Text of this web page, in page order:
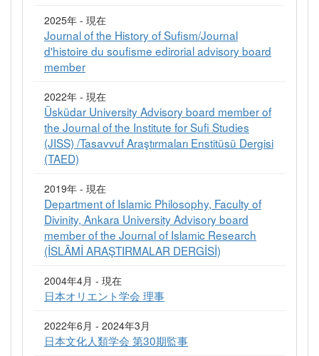
2025年 - 現在
Journal of the History of Sufism/Journal
d'histoire du soufisme edirorial advisory board
member
2022年 - 現在
Üsküdar University Advisory board member of
the Journal of the Institute for Sufi Studies
(JISS) /Tasavvuf Araştırmaları Enstitüsü Dergisi
(TAED)
2019年 - 現在
Department of Islamic Philosophy, Faculty of
Divinity, Ankara University Advisory board
member of the Journal of Islamic Research
(İSLÂMİ ARAŞTIRMALAR DERGİSİ)
2004年4月 - 現在
日本オリエント学会 理事
2022年6月 - 2024年3月
日本文化人類学会 第30期監事